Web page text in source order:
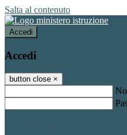
Salta al contenuto
Accedi
Accedi
button close ×